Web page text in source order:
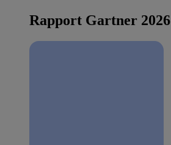
Rapport Gartner 2026